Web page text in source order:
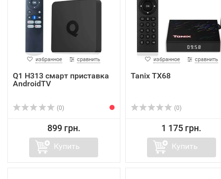
избранное сравнить
Q1 H313 смарт приставка
AndroidTV
(0)
899 грн.
Купить
избранное сравнить
Tanix TX68
(0)
1 175 грн.
Купить